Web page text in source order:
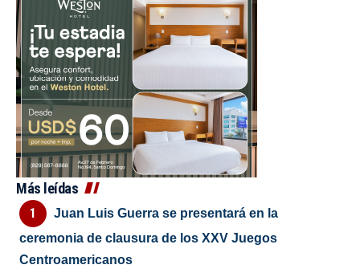
Más leídas
Juan Luis Guerra se presentará en la
ceremonia de clausura de los XXV Juegos
Centroamericanos